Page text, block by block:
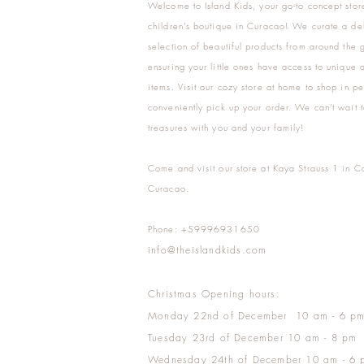
Welcome to Island Kids, your go-to concept
children's boutique in Curacao! We curate a
selection of beautiful products from around the
ensuring your little ones have access to unique
items. Visit our cozy store at home to shop in
conveniently pick up your order. We can't wait
treasures with you and your family!
Come and visit our store at Kaya Strauss 1 in
Curacao.
Phone: +59996931650
info@theislandkids.com
Christmas Opening hours:
Monday 22nd of December 10 am - 6
Tuesday 23rd of December 10 am - 8 pm
Wednesday 24th of December 10 am - 6